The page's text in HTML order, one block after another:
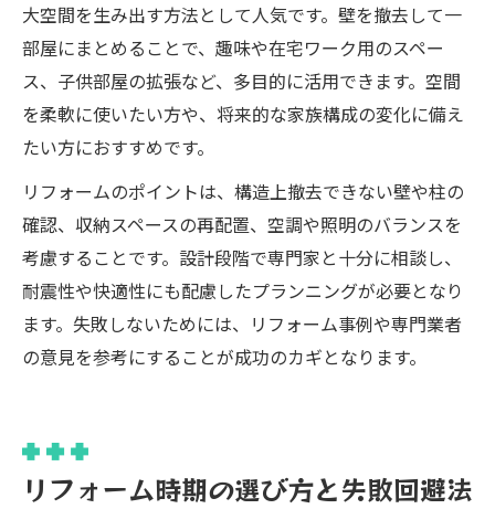
大空間を生み出す方法として人気です。壁を撤去して一
部屋にまとめることで、趣味や在宅ワーク用のスペー
ス、子供部屋の拡張など、多目的に活用できます。空間
を柔軟に使いたい方や、将来的な家族構成の変化に備え
たい方におすすめです。
リフォームのポイントは、構造上撤去できない壁や柱の
確認、収納スペースの再配置、空調や照明のバランスを
考慮することです。設計段階で専門家と十分に相談し、
耐震性や快適性にも配慮したプランニングが必要となり
ます。失敗しないためには、リフォーム事例や専門業者
の意見を参考にすることが成功のカギとなります。
リフォーム時期の選び方と失敗回避法